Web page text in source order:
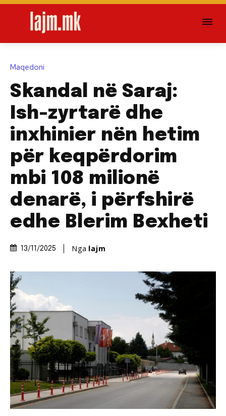
Maqedoni
Skandal në Saraj:
Ish-zyrtarë dhe
inxhinier nën hetim
për keqpërdorim
mbi 108 milionë
denarë, i përfshirë
edhe Blerim Bexheti
13/11/2025 Nga lajm